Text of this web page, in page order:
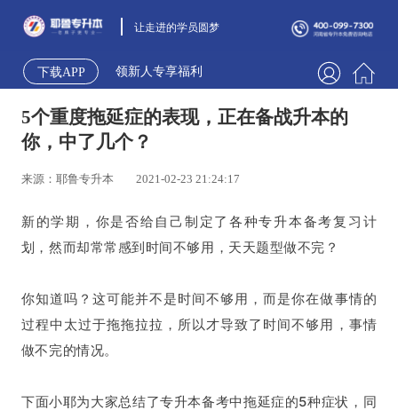
让走进的学员圆梦
下载APP 领新人专享福利
5个重度拖延症的表现，正在备战升本的
你，中了几个？
来源：耶鲁专升本 2021-02-23 21:24:17
新的学期，你是否给自己制定了各种专升本备考复习计
划，然而却常常感到时间不够用，天天题型做不完？
你知道吗？这可能并不是时间不够用，而是你在做事情的
过程中太过于拖拖拉拉，所以才导致了时间不够用，事情
做不完的情况。
下面小耶为大家总结了专升本备考中拖延症的5种症状，同